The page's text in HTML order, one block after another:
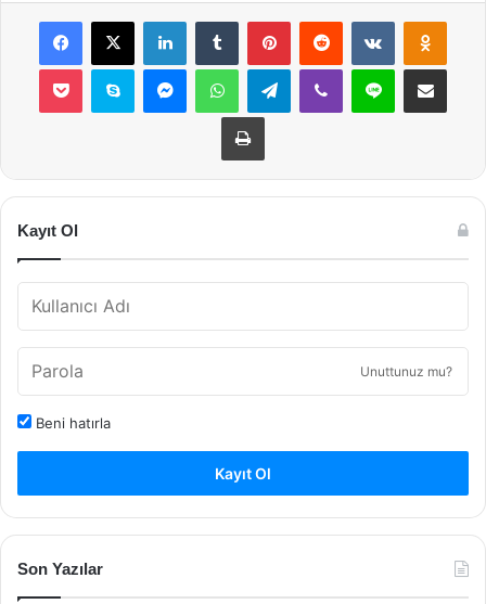
Facebook
X LinkedInTumblr PinterestReddit VKontakte
Pocket Skype MessengerWhatsAppTelegramViber Line E-Posta ile
Yazdır
Kayıt Ol
Unuttunuz mu?
Beni hatırla
Kayıt Ol
Son Yazılar